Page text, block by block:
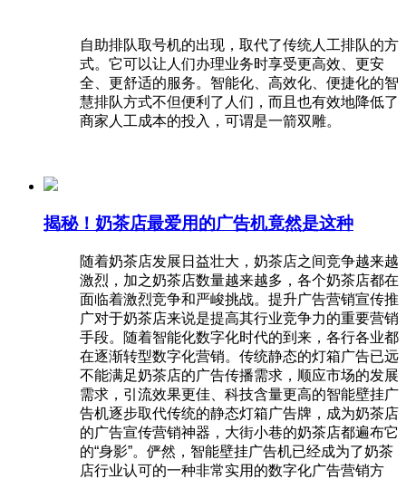
自助排队取号机的出现，取代了传统人工排队的方
式。它可以让人们办理业务时享受更高效、更安
全、更舒适的服务。智能化、高效化、便捷化的智
慧排队方式不但便利了人们，而且也有效地降低了
商家人工成本的投入，可谓是一箭双雕。
揭秘！奶茶店最爱用的广告机竟然是这种
随着奶茶店发展日益壮大，奶茶店之间竞争越来越
激烈，加之奶茶店数量越来越多，各个奶茶店都在
面临着激烈竞争和严峻挑战。提升广告营销宣传推
广对于奶茶店来说是提高其行业竞争力的重要营销
手段。随着智能化数字化时代的到来，各行各业都
在逐渐转型数字化营销。传统静态的灯箱广告已远
不能满足奶茶店的广告传播需求，顺应市场的发展
需求，引流效果更佳、科技含量更高的智能壁挂广
告机逐步取代传统的静态灯箱广告牌，成为奶茶店
的广告宣传营销神器，大街小巷的奶茶店都遍布它
的“身影”。俨然，智能壁挂广告机已经成为了奶茶
店行业认可的一种非常实用的数字化广告营销方